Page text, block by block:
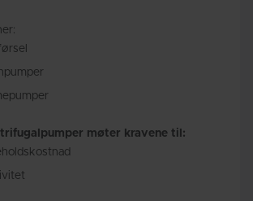
møter kravene til: